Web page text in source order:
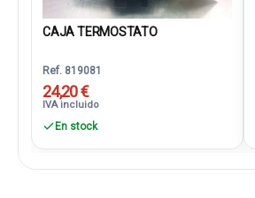
CAJA TERMOSTATO
Ref. 819081
24,20 €
IVA incluido
En stock